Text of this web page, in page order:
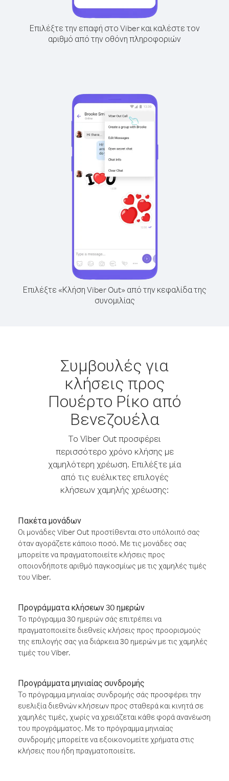
Επιλέξτε την επαφή στο Viber και καλέστε τον
αριθμό από την οθόνη πληροφοριών
Επιλέξτε «Κλήση Viber Out» από την κεφαλίδα της
συνομιλίας
Συμβουλές για
κλήσεις προς
Πουέρτο Ρίκο από
Βενεζουέλα
Το Viber Out προσφέρει
περισσότερο χρόνο κλήσης με
χαμηλότερη χρέωση. Επιλέξτε μία
από τις ευέλικτες επιλογές
κλήσεων χαμηλής χρέωσης:
Πακέτα μονάδων
Οι μονάδες Viber Out προστίθενται στο υπόλοιπό σας
όταν αγοράζετε κάποιο ποσό. Με τις μονάδες σας
μπορείτε να πραγματοποιείτε κλήσεις προς
οποιονδήποτε αριθμό παγκοσμίως με τις χαμηλές τιμές
του Viber.
Προγράμματα κλήσεων 30 ημερών
Το πρόγραμμα 30 ημερών σάς επιτρέπει να
πραγματοποιείτε διεθνείς κλήσεις προς προορισμούς
της επιλογής σας για διάρκεια 30 ημερών με τις χαμηλές
τιμές του Viber.
Προγράμματα μηνιαίας συνδρομής
Το πρόγραμμα μηνιαίας συνδρομής σάς προσφέρει την
ευελιξία διεθνών κλήσεων προς σταθερά και κινητά σε
χαμηλές τιμές, χωρίς να χρειάζεται κάθε φορά ανανέωση
του προγράμματος. Με το πρόγραμμα μηνιαίας
συνδρομής μπορείτε να εξοικονομείτε χρήματα στις
κλήσεις που ήδη πραγματοποιείτε.